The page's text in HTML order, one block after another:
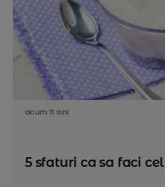
acum 11 ani
5 sfaturi ca sa faci